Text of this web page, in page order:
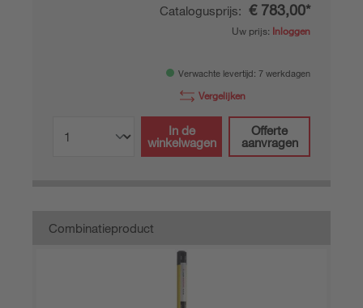
Catalogusprijs: € 783,00*
Uw prijs: Inloggen
Verwachte levertijd: 7 werkdagen
Vergelijken
In de
winkelwagen
Offerte
aanvragen
Combinatieproduct